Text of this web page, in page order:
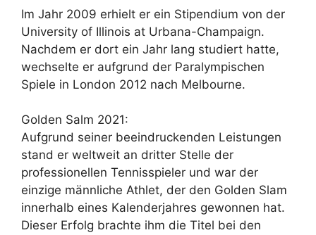
Im Jahr 2009 erhielt er ein Stipendium von der
University of Illinois at Urbana-Champaign.
Nachdem er dort ein Jahr lang studiert hatte,
wechselte er aufgrund der Paralympischen
Spiele in London 2012 nach Melbourne.
Golden Salm 2021:
Aufgrund seiner beeindruckenden Leistungen
stand er weltweit an dritter Stelle der
professionellen Tennisspieler und war der
einzige männliche Athlet, der den Golden Slam
innerhalb eines Kalenderjahres gewonnen hat.
Dieser Erfolg brachte ihm die Titel bei den